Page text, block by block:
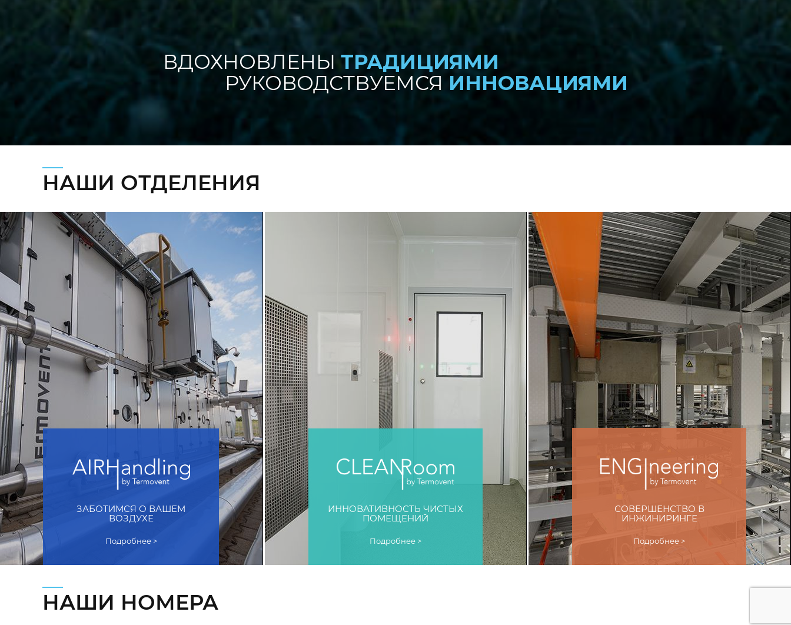
ВДОХНОВЛЕНЫ ТРАДИЦИЯМИ
РУКОВОДСТВУЕМСЯ ИННОВАЦИЯМИ
НАШИ ОТДЕЛЕНИЯ
ЗАБОТИМСЯ О ВАШЕМ
ВОЗДУХЕ
Подробнее >
ИННОВАТИВНОСТЬ ЧИСТЫХ
ПОМЕЩЕНИЙ
Подробнее >
СОВЕРШЕНСТВО В
ИНЖИНИРИНГЕ
Подробнее >
НАШИ НОМЕРА